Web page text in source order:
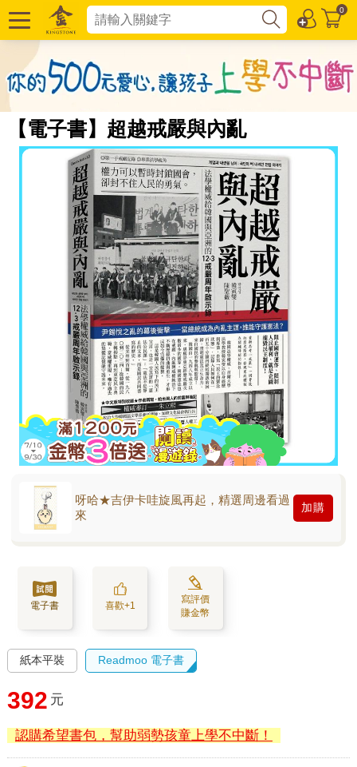
0
【電子書】超越戒嚴與內亂
呀哈★吉伊卡哇旋風再起，精選周邊看過
來
加購
電子書 喜歡+1
寫評價
賺金幣
紙本平裝 Readmoo 電子書
392 元
認購希望書包，幫助弱勢孩童上學不中斷！